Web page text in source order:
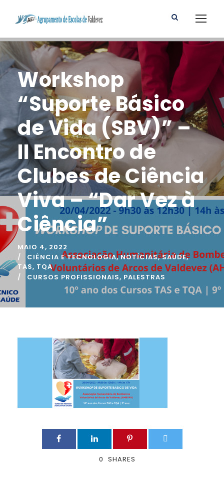
Workshop
“Suporte Básico
de Vida (SBV)” –
II Encontro de
Clubes de Ciência
Viva – “Dar Vez à
Ciência”
MAIO 4, 2022
CIÊNCIA E TECNOLOGIA, NOTÍCIAS, SAÚDE,
TAS, TQA
CURSOS PROFISSIONAIS, PALESTRAS
0 SHARES